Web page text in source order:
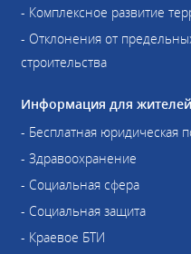
- Комплексное развитие
- Отклонения от
строительства
Информация для жителей
- Бесплатная юридическая
- Здравоохранение
- Социальная сфера
- Социальная защита
- Краевое БТИ